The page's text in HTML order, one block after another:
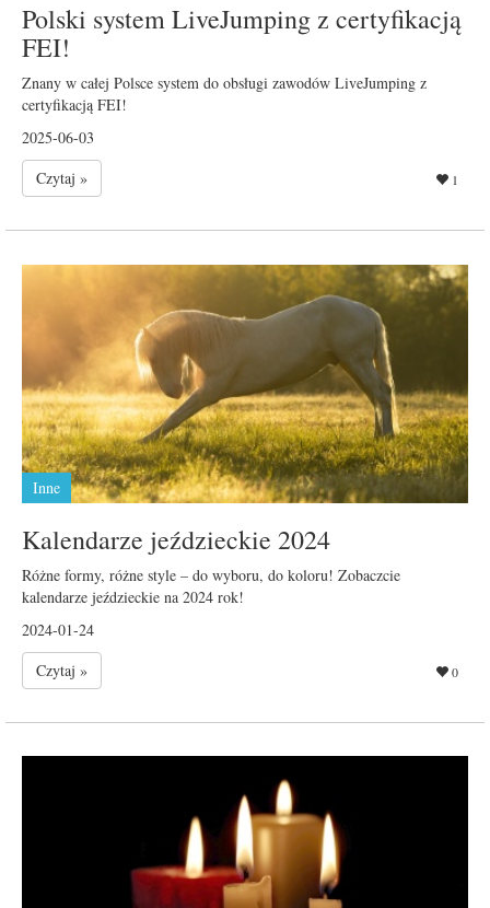
Polski system LiveJumping z certyfikacją
FEI!
Znany w całej Polsce system do obsługi zawodów LiveJumping z
certyfikacją FEI!
2025-06-03
Czytaj »
1
Inne
Kalendarze jeździeckie 2024
Różne formy, różne style – do wyboru, do koloru! Zobaczcie
kalendarze jeździeckie na 2024 rok!
2024-01-24
Czytaj »
0